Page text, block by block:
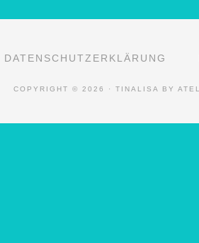
DATENSCHUTZERKLÄRUNG
COPYRIGHT © 2026 · TINALISA BY